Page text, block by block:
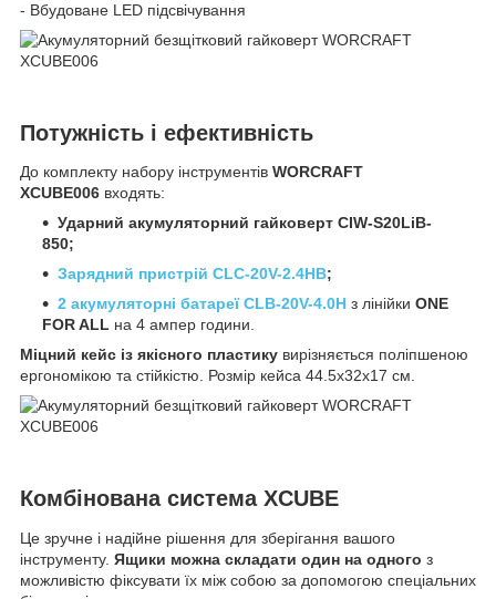
- Вбудоване LED підсвічування
Потужність і ефективність
До комплекту набору інструментів WORCRAFT
XCUBE006 входять:
Ударний акумуляторний гайковерт CIW-S20LiB-
850;
Зарядний пристрій CLC-20V-2.4HB;
2 акумуляторні батареї CLB-20V-4.0H з лінійки ONE
FOR ALL на 4 ампер години.
Міцний кейс із якісного пластику вирізняється поліпшеною
ергономікою та стійкістю. Розмір кейса 44.5x32x17 см.
Комбінована система XCUBE
Це зручне і надійне рішення для зберігання вашого
інструменту. Ящики можна складати один на одного з
можливістю фіксувати їх між собою за допомогою спеціальних